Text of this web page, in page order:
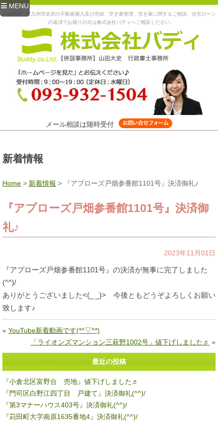
MENU
福岡県、北九州市近郊の不動産購入及び売却、空き家管理、空き家に関するご相談、住宅ローン
の返済でお困りの方は株式会社バディへご相談ください。
メール相談は随時受付
新着情報
Home > 新着情報 > 『アプローズ戸畑参番館1101号』決済御礼♪
『アプローズ戸畑参番館1101号』決済御
礼♪
2023年11月01日
『アプローズ戸畑参番館1101号』の決済が無事に完了しました
(^^)/
ありがとうございました<(_ _)> 今後ともどうぞよろしくお願い
致します♪
« YouTube新着動画です(*^▽^*)
「ライオンズマンション三萩野1002号」値下げしました♬ »
最近の投稿
『小倉北区富野台 売地』値下げしました♬
『門司区白野江四丁目 戸建て』決済御礼(^^)/
『第3マナーハウス403号』決済御礼(^^)/
『苅田町大字南原1635番地4』決済御礼(^^)/